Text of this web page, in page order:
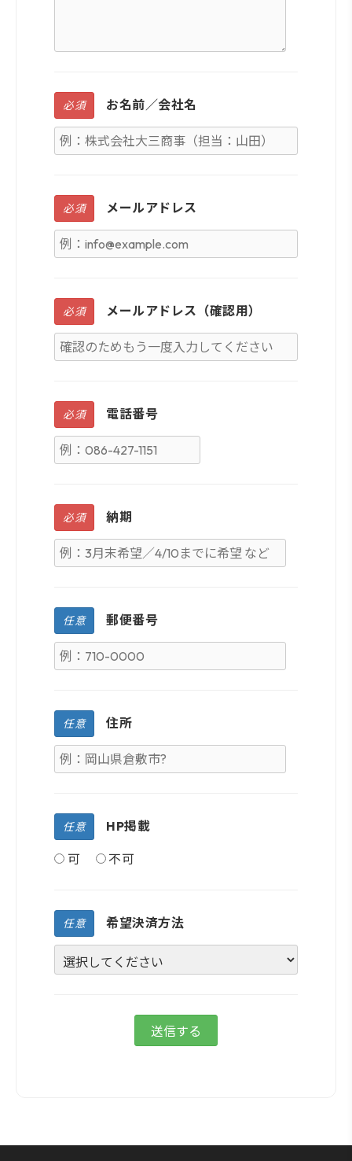
必須 お名前／会社名
必須 メールアドレス
必須 メールアドレス（確認用）
必須 電話番号
必須 納期
任意 郵便番号
任意 住所
任意 HP掲載
可 不可
任意 希望決済方法